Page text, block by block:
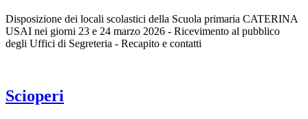
Disposizione dei locali scolastici della Scuola primaria CATERINA
USAI nei giorni 23 e 24 marzo 2026 - Ricevimento al pubblico
degli Uffici di Segreteria - Recapito e contatti
Scioperi